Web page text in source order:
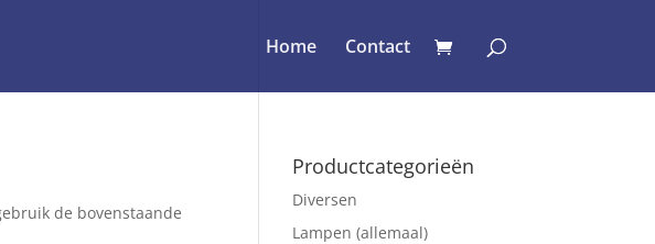
Home Contact
de bovenstaande
Productcategorieën
Diversen
Lampen (allemaal)